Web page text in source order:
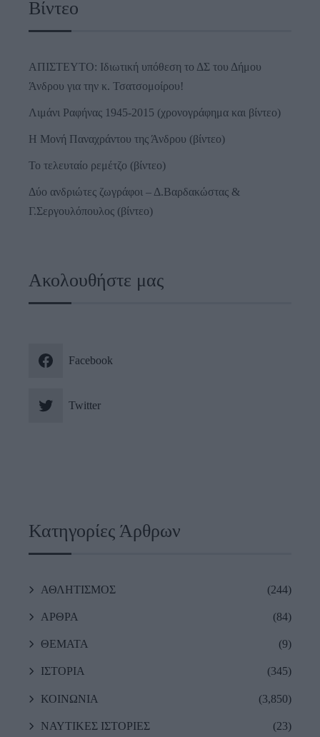
Βίντεο
ΑΠΙΣΤΕΥΤΟ: Ιδιωτική υπόθεση το ΔΣ του Δήμου
Άνδρου για την κ. Τσατσομοίρου!
Λιμάνι Ραφήνας 1945-2015 (χρονογράφημα και βίντεο)
Η Μονή Παναχράντου της Άνδρου (βίντεο)
Το τελευταίο ρεμέτζο (βίντεο)
Δύο ανδριώτες ζωγράφοι – Δ.Βαρδακώστας &
Γ.Σεργουλόπουλος (βίντεο)
Ακολουθήστε μας
Facebook
Twitter
Κατηγορίες Άρθρων
ΑΘΛΗΤΙΣΜΟΣ (244)
ΑΡΘΡΑ (84)
ΘΕΜΑΤΑ (9)
ΙΣΤΟΡΙΑ (345)
ΚΟΙΝΩΝΙΑ (3,850)
ΝΑΥΤΙΚΕΣ ΙΣΤΟΡΙΕΣ (23)